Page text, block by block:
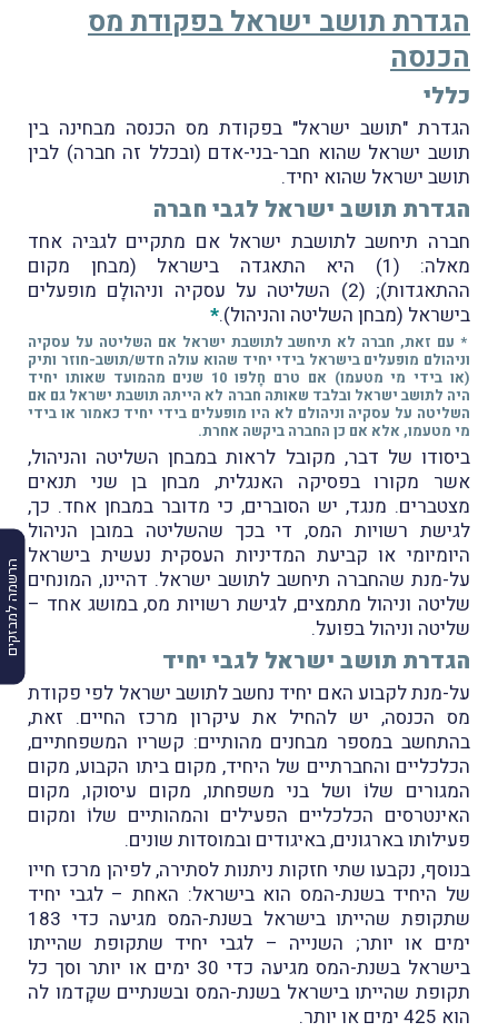
הרשמה למבזקים
הגדרת תושב ישראל בפקודת מס
הכנסה
כללי
הגדרת "תושב ישראל" בפקודת מס הכנסה מבחינה בין
תושב ישראל שהוא חבר-בני-אדם (ובכלל זה חברה) לבין
תושב ישראל שהוא יחיד.
הגדרת תושב ישראל לגבי חברה
חברה תיחשב לתושבת ישראל אם מתקיים לגבּיה אחד
מאלה: (1) היא התאגדה בישראל (מבחן מקום
ההתאגדות); (2) השליטה על עסקיה וניהולָם מופעלים
בישראל (מבחן השליטה והניהול).*
* עם זאת, חברה לא תיחשב לתושבת ישראל אם השליטה על עסקיה
וניהולם מופעלים בישראל בידי יחיד שהוא עולה חדש/תושב-חוזר ותיק
(או בידי מי מטעמו) אם טרם חָלפו 10 שנים מהמועד שאותו יחיד
היה לתושב ישראל ובלבד שאותה חברה לא הייתה תושבת ישראל גם אם
השליטה על עסקיה וניהולם לא היו מופעלים בידי יחיד כאמור או בידי
מי מטעמו, אלא אם כן החברה ביקשה אחרת.
ביסודו של דבר, מקובל לראות במבחן השליטה והניהול,
אשר מקורו בפסיקה האנגלית, מבחן בן שני תנאים
מצטברים. מנגד, יש הסוברים, כי מדובר במבחן אחד. כך,
לגישת רשויות המס, די בכך שהשליטה במובן הניהול
היומיומי או קביעת המדיניות העסקית נעשית בישראל
על-מנת שהחברה תיחשב לתושב ישראל. דהיינו, המונחים
שליטה וניהול מתמצים, לגישת רשויות מס, במושג אחד –
שליטה וניהול בפועל.
הגדרת תושב ישראל לגבי יחיד
על-מנת לקבוע האם יחיד נחשב לתושב ישראל לפי פקודת
מס הכנסה, יש להחיל את עיקרון מרכז החיים. זאת,
בהתחשב במספר מבחנים מהותיים: קשריו המשפחתיים,
הכלכליים והחברתיים של היחיד, מקום ביתו הקבוע, מקום
המגורים שלוֹ ושל בני משפחתו, מקום עיסוקו, מקום
האינטרסים הכלכליים הפעילים והמהותיים שלוֹ ומקום
פעילותו בארגונים, באיגודים ובמוסדות שונים.
בנוסף, נקבעו שתי חזקות ניתנות לסתירה, לפיהן מרכז חייו
של היחיד בשנת-המס הוא בישראל: האחת – לגבי יחיד
שתקופת שהייתו בישראל בשנת-המס מגיעה כדי 183
ימים או יותר; השנייה – לגבי יחיד שתקופת שהייתו
בישראל בשנת-המס מגיעה כדי 30 ימים או יותר וסך כל
תקופת שהייתו בישראל בשנת-המס ובשנתיים שקָדמו לה
הוא 425 ימים או יותר.